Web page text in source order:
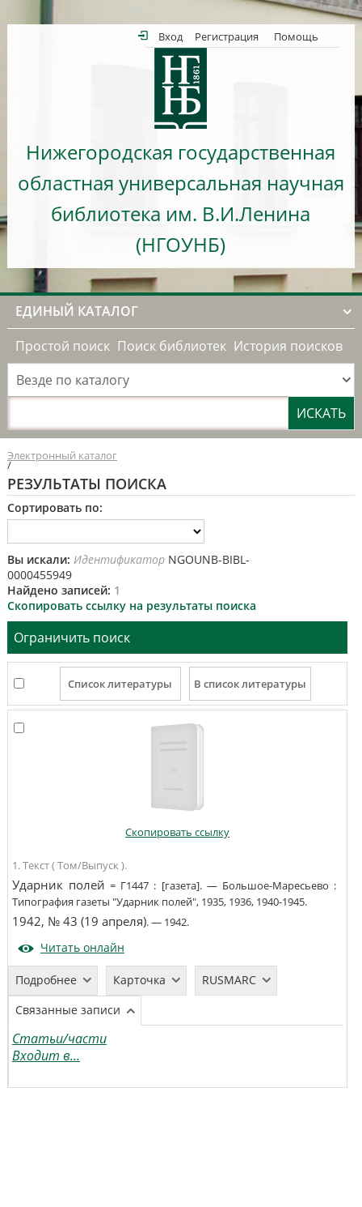
Вход Регистрация Помощь
Нижегородская государственная
областная универсальная научная
библиотека им. В.И.Ленина
(НГОУНБ)
ЕДИНЫЙ КАТАЛОГ
Простой поиск Поиск библиотек История поисков
Везде по каталогу
Электронный каталог
/
РЕЗУЛЬТАТЫ ПОИСКА
Сортировать по:
Вы искали: ИдентификаторNGOUNB-BIBL-
0000455949
Найдено записей: 1
Скопировать ссылку на результаты поиска
Ограничить поиск
Скопировать ссылку
1. Текст ( Том/Выпуск ).
Ударник полей = Г1447 : [газета]. —Большое-Маресьево :
Типография газеты "Ударник полей",1935, 1936, 1940-1945.
1942, № 43 (19 апреля). —1942.
Читать онлайн
Подробнее Карточка
RUSMARC
Связанные записи
Статьи/части
Входит в...